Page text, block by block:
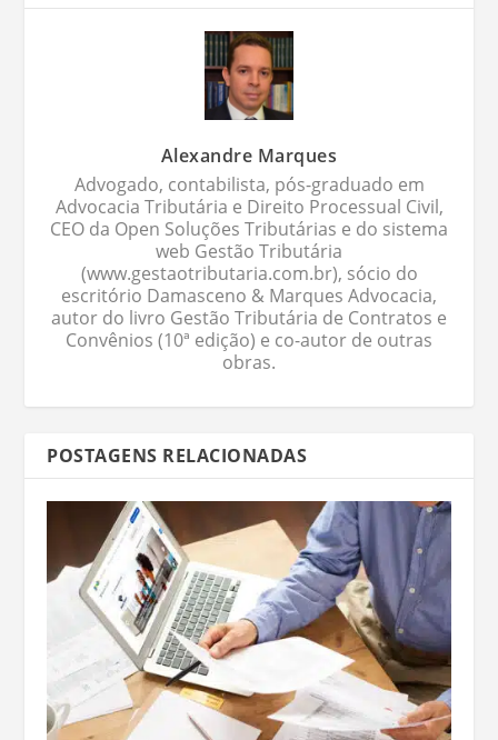
Alexandre Marques
Advogado, contabilista, pós-graduado em
Advocacia Tributária e Direito Processual Civil,
CEO da Open Soluções Tributárias e do sistema
web Gestão Tributária
(www.gestaotributaria.com.br), sócio do
escritório Damasceno & Marques Advocacia,
autor do livro Gestão Tributária de Contratos e
Convênios (10ª edição) e co-autor de outras
obras.
POSTAGENS RELACIONADAS